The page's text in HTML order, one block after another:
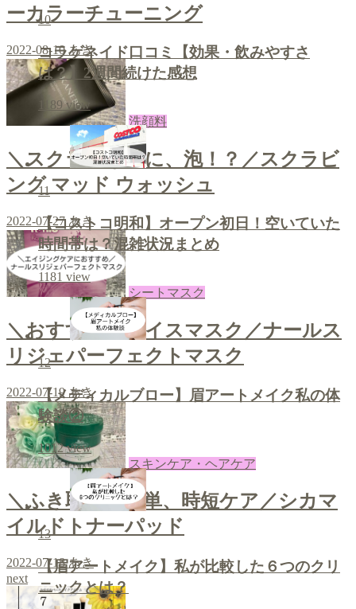
ーカラーチューニング
2022-08-10 あき
洗顔料
＼スクラブなのに、泡！？／スクラビ
ング マッド ウォッシュ
2022-07-27 あき
シートマスク
＼おすすめフェイスマスク／ナールス
リジェパーフェクトマスク
2022-07-19 あき
スキンケア・ヘアケア
＼ふき取って簡単、時短ケア／シカマ
イルドトナーパッド
2022-07-18 あき
next
10
コラゲネイド口コミ【効果・飲みやすさ
は？】2週間続けた感想
1189view
11
【コストコ明和】オープン初日！空いていた
時間帯は？混雑状況まとめ
1181 view
12
【メディカルブロー】眉アートメイク私の体
験談②
1012view
13
【眉アートメイク】私が比較した６つのクリ
ニックとは？